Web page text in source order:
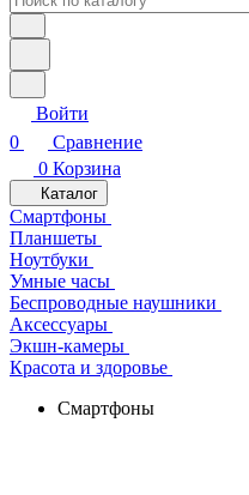
Войти
0
Сравнение
0 Корзина
Каталог
Смартфоны
Планшеты
Ноутбуки
Умные часы
Беспроводные наушники
Аксессуары
Экшн-камеры
Красота и здоровье
Смартфоны